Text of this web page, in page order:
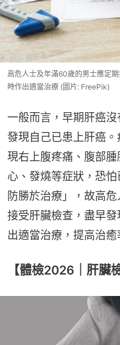
高危人士及年滿60歲的男士應定
時作出適當治療 (圖片: FreePik)
一般而言，早期肝癌
發現自己已患上肝癌
現右上腹疼痛、腹部
心、發燒等症狀，恐
防勝於治療」，故高
接受肝臟檢查，盡早
出適當治療，提高治癒
【體檢2026｜肝臟